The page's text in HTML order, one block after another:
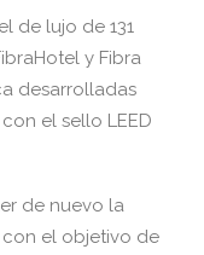
de lujo de 131
y Fibra
desarrolladas
el sello LEED
de nuevo la
con el objetivo de